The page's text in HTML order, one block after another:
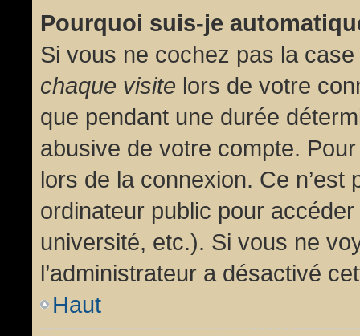
Pourquoi suis-je
Si vous ne cochez pas la case
chaque visite lors de votre
que pendant une durée
abusive de votre compte.
lors de la connexion. Ce
ordinateur public pour
université, etc.). Si vous ne
l’administrateur a désactivé
Haut